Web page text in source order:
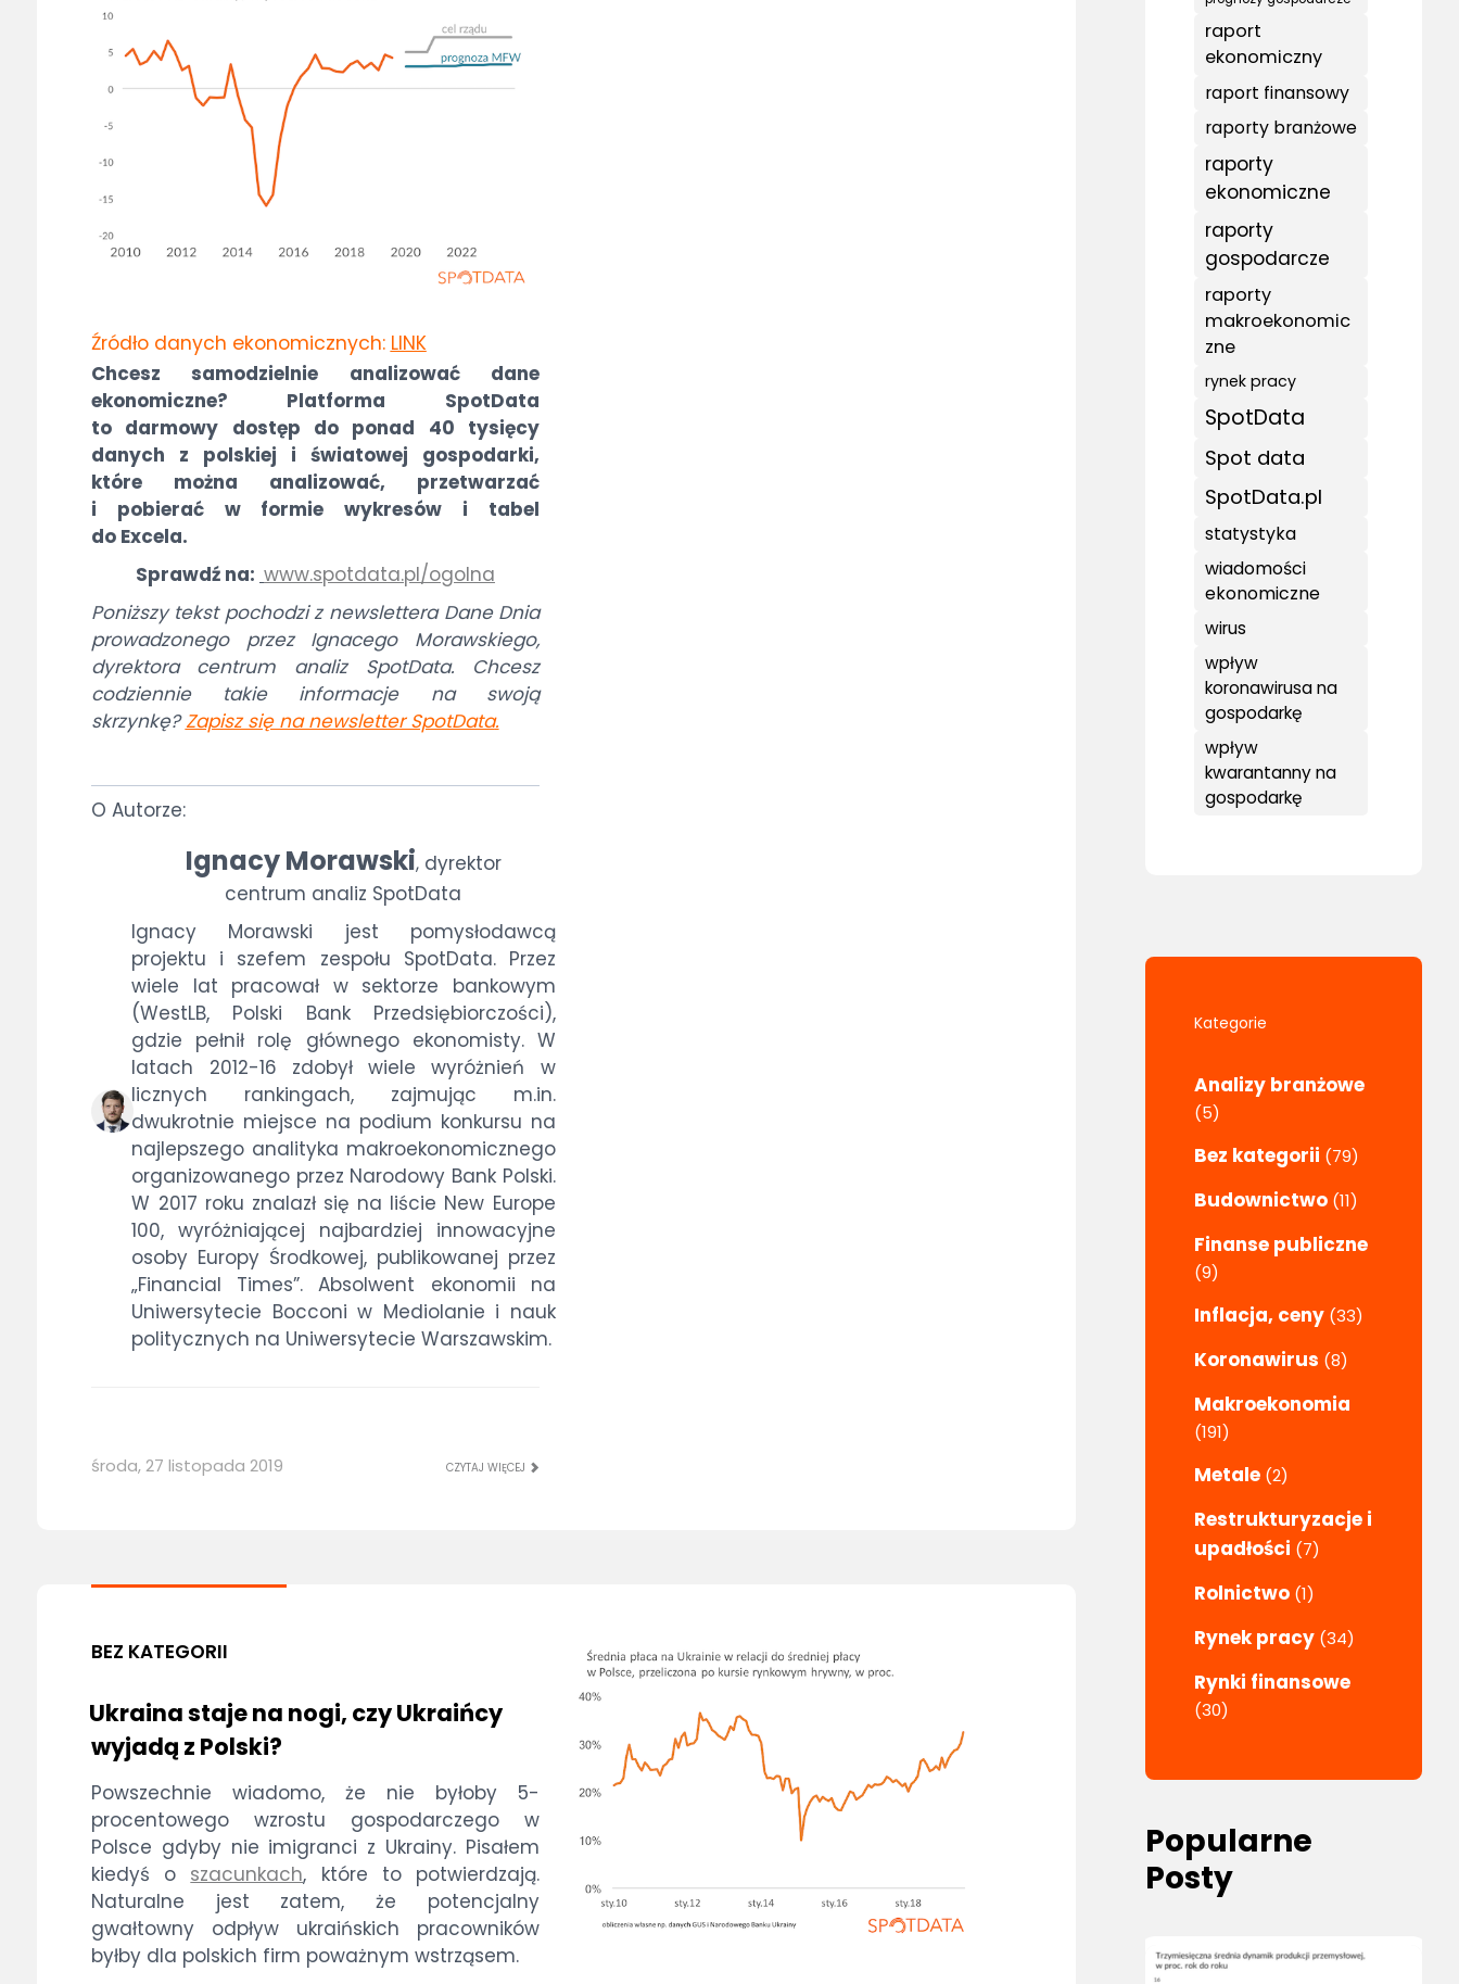
Źródło danych ekonomicznych: LINK
Chcesz samodzielnie analizować dane
ekonomiczne? Platforma SpotData
to darmowy dostęp do ponad 40 tysięcy
danych z polskiej i światowej gospodarki,
które można analizować, przetwarzać
i pobierać w formie wykresów i tabel
do Excela.
Sprawdź na: www.spotdata.pl/ogolna
Poniższy tekst pochodzi z newslettera Dane Dnia
prowadzonego przez Ignacego Morawskiego,
dyrektora centrum analiz SpotData. Chcesz
codziennie takie informacje na swoją
skrzynkę?Zapisz się na newsletter SpotData.
O Autorze:
Ignacy Morawski,dyrektor
centrum analiz SpotData
Ignacy Morawski jest pomysłodawcą
projektu i szefem zespołu SpotData. Przez
wiele lat pracował w sektorze bankowym
(WestLB, Polski Bank Przedsiębiorczości),
gdzie pełnił rolę głównego ekonomisty. W
latach 2012-16 zdobył wiele wyróżnień w
licznych rankingach, zajmując m.in.
dwukrotnie miejsce na podium konkursu na
najlepszego analityka makroekonomicznego
organizowanego przez Narodowy Bank Polski.
W 2017 roku znalazł się na liście New Europe
100, wyróżniającej najbardziej innowacyjne
osoby Europy Środkowej, publikowanej przez
„Financial Times”. Absolwent ekonomii na
Uniwersytecie Bocconi w Mediolanie i nauk
politycznych na Uniwersytecie Warszawskim.
środa, 27 listopada 2019 CZYTAJ WIĘCEJ
BEZ KATEGORII
Ukraina staje na nogi, czy Ukraińcy
wyjadą z Polski?
Powszechnie wiadomo, że nie byłoby 5-
procentowego wzrostu gospodarczego w
Polsce gdyby nie imigranci z Ukrainy. Pisałem
kiedyś o szacunkach, które to potwierdzają.
Naturalne jest zatem, że potencjalny
gwałtowny odpływ ukraińskich pracowników
byłby dla polskich firm poważnym wstrząsem.
raport
ekonomiczny
raport finansowy
raporty branżowe
raporty
ekonomiczne
raporty
gospodarcze
raporty
makroekonomic
zne
rynek pracy
SpotData
Spot data
SpotData.pl
statystyka
wiadomości
ekonomiczne
wirus
wpływ
koronawirusa na
gospodarkę
wpływ
kwarantanny na
gospodarkę
Kategorie
Analizy branżowe
(5)
Bez kategorii (79)
Budownictwo (11)
Finanse publiczne
(9)
Inflacja, ceny (33)
Koronawirus (8)
Makroekonomia
(191)
Metale (2)
Restrukturyzacje i
upadłości (7)
Rolnictwo (1)
Rynek pracy (34)
Rynki finansowe
(30)
Popularne
Posty